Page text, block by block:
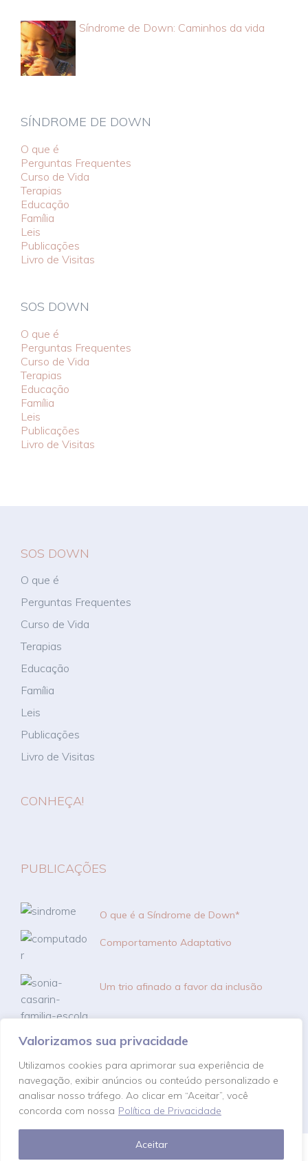
Valorizamos sua privacidade
Utilizamos cookies para aprimorar sua experiência de
navegação, exibir anúncios ou conteúdo personalizado e
analisar nosso tráfego. Ao clicar em “Aceitar”, você
concorda com nossa Política de Privacidade
Aceitar
Síndrome de Down: Caminhos da vida
SÍNDROME DE DOWN
O que é
Perguntas Frequentes
Curso de Vida
Terapias
Educação
Família
Leis
Publicações
Livro de Visitas
SOS DOWN
O que é
Perguntas Frequentes
Curso de Vida
Terapias
Educação
Família
Leis
Publicações
Livro de Visitas
SOS DOWN
O que é
Perguntas Frequentes
Curso de Vida
Terapias
Educação
Família
Leis
Publicações
Livro de Visitas
CONHEÇA!
PUBLICAÇÕES
O que é a Síndrome de Down*
Comportamento Adaptativo
Um trio afinado a favor da inclusão
SOS DOWN